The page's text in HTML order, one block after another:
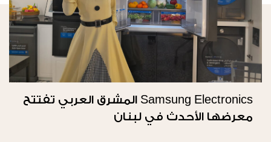
Samsung Electronics المشرق العربي تفتتح
معرضها الأحدث في لبنان